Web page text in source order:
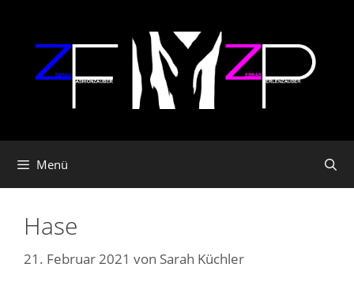
springen
Menü
Hase
21. Februar 2021 von Sarah Küchler